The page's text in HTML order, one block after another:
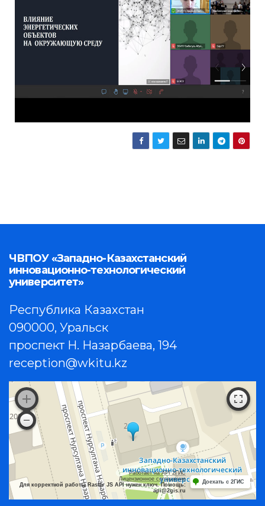
ЧВПОУ «Западно-Казахстанский
инновационно-технологический
университет»
Республика Казахстан
090000, Уральск
проспект Н. Назарбаева, 194
reception@wkitu.kz
Работает на API 2ГИС
Лицензионное соглашение
Для корректной работы Raster JS API нужен ключ. Помощь:
api@2gis.ru
Доехать с 2ГИС